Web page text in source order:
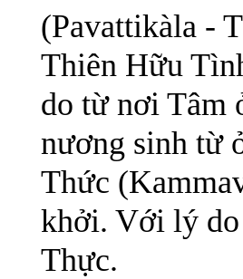
(Pavattikàla -
Thiên Hữu
do từ nơi Tâm
nương sinh từ
Thức
khởi. Với lý do
Thực.